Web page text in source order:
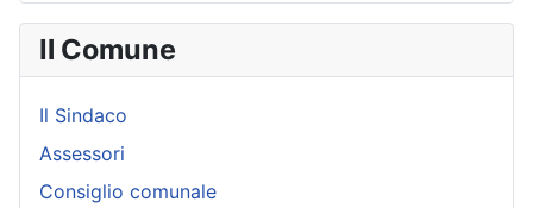
Il Comune
Il Sindaco
Assessori
Consiglio comunale